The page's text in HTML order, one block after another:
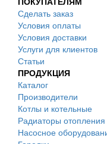
Сделать заказ
Условия оплаты
Условия доставки
Услуги для клиентов
Статьи
ПРОДУКЦИЯ
Каталог
Производители
Котлы и котельные
Радиаторы отопления
Насосное